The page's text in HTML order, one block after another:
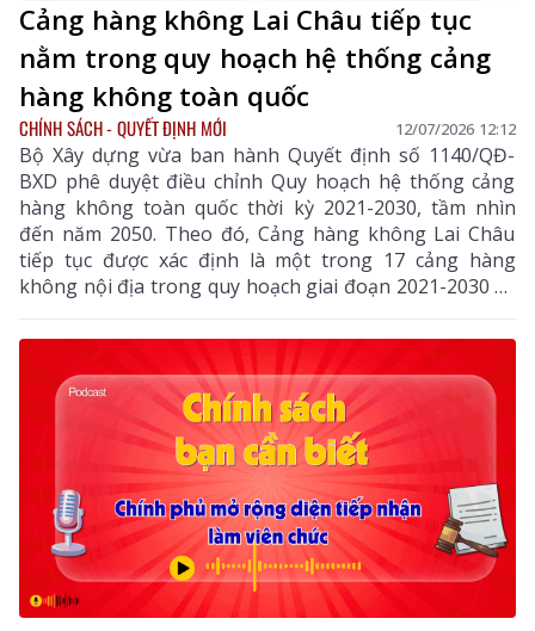
Cảng hàng không Lai Châu tiếp tục
nằm trong quy hoạch hệ thống cảng
hàng không toàn quốc
CHÍNH SÁCH - QUYẾT ĐỊNH MỚI 12/07/2026 12:12
Bộ Xây dựng vừa ban hành Quyết định số 1140/QĐ-
BXD phê duyệt điều chỉnh Quy hoạch hệ thống cảng
hàng không toàn quốc thời kỳ 2021-2030, tầm nhìn
đến năm 2050. Theo đó, Cảng hàng không Lai Châu
tiếp tục được xác định là một trong 17 cảng hàng
không nội địa trong quy hoạch giai đoạn 2021-2030 và
tầm nhìn đến năm 2050.